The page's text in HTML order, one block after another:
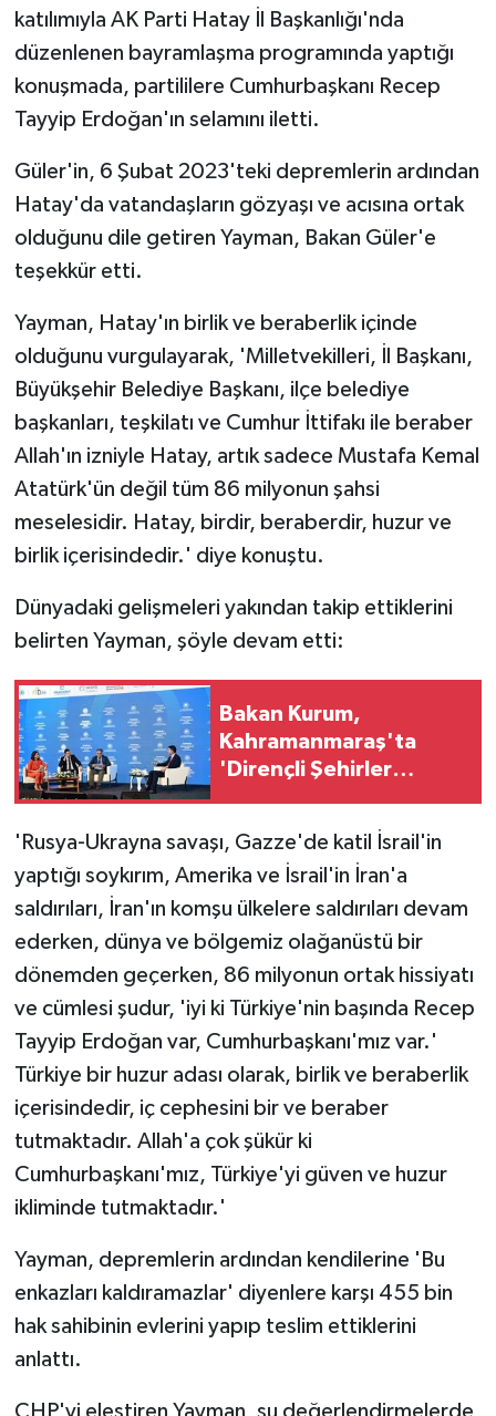
katılımıyla AK Parti Hatay İl Başkanlığı'nda
düzenlenen bayramlaşma programında yaptığı
konuşmada, partililere Cumhurbaşkanı Recep
Tayyip Erdoğan'ın selamını iletti.
Güler'in, 6 Şubat 2023'teki depremlerin ardından
Hatay'da vatandaşların gözyaşı ve acısına ortak
olduğunu dile getiren Yayman, Bakan Güler'e
teşekkür etti.
Yayman, Hatay'ın birlik ve beraberlik içinde
olduğunu vurgulayarak, 'Milletvekilleri, İl Başkanı,
Büyükşehir Belediye Başkanı, ilçe belediye
başkanları, teşkilatı ve Cumhur İttifakı ile beraber
Allah'ın izniyle Hatay, artık sadece Mustafa Kemal
Atatürk'ün değil tüm 86 milyonun şahsi
meselesidir. Hatay, birdir, beraberdir, huzur ve
birlik içerisindedir.' diye konuştu.
Dünyadaki gelişmeleri yakından takip ettiklerini
belirten Yayman, şöyle devam etti:
Bakan Kurum,
Kahramanmaraş'ta
'Dirençli Şehirler
'Rusya-Ukrayna savaşı, Gazze'de katil İsrail'in
yaptığı soykırım, Amerika ve İsrail'in İran'a
saldırıları, İran'ın komşu ülkelere saldırıları devam
ederken, dünya ve bölgemiz olağanüstü bir
dönemden geçerken, 86 milyonun ortak hissiyatı
ve cümlesi şudur, 'iyi ki Türkiye'nin başında Recep
Tayyip Erdoğan var, Cumhurbaşkanı'mız var.'
Türkiye bir huzur adası olarak, birlik ve beraberlik
içerisindedir, iç cephesini bir ve beraber
tutmaktadır. Allah'a çok şükür ki
Cumhurbaşkanı'mız, Türkiye'yi güven ve huzur
ikliminde tutmaktadır.'
Yayman, depremlerin ardından kendilerine 'Bu
enkazları kaldıramazlar' diyenlere karşı 455 bin
hak sahibinin evlerini yapıp teslim ettiklerini
anlattı.